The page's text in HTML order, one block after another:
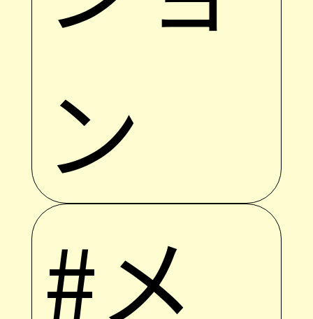
ン
#メ